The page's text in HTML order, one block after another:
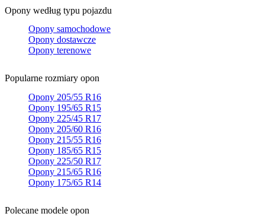
Opony według typu pojazdu
Opony samochodowe
Opony dostawcze
Opony terenowe
Popularne rozmiary opon
Opony 205/55 R16
Opony 195/65 R15
Opony 225/45 R17
Opony 205/60 R16
Opony 215/55 R16
Opony 185/65 R15
Opony 225/50 R17
Opony 215/65 R16
Opony 175/65 R14
Polecane modele opon